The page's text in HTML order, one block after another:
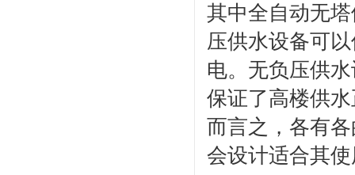
其中全自动无
压供水设备可
电。无负压供
保证了高楼供
而言之，各有
会设计适合其